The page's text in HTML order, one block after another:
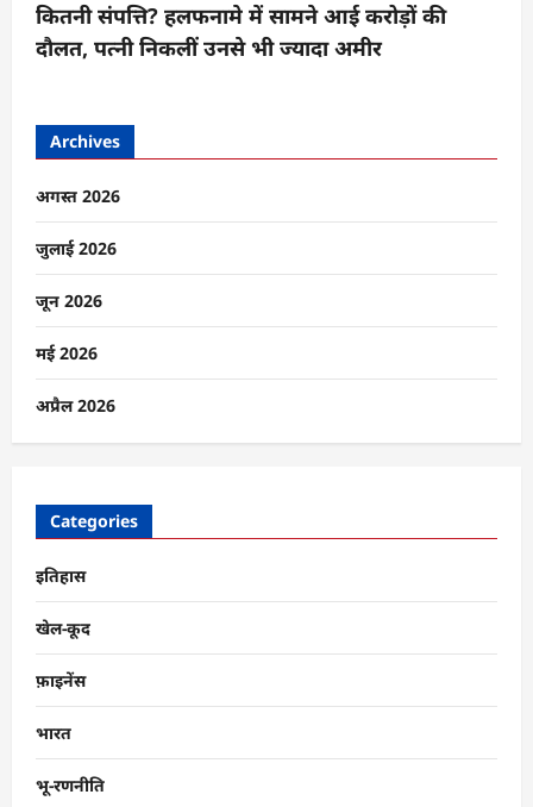
कितनी संपत्ति? हलफनामे में सामने आई करोड़ों की
दौलत, पत्नी निकलीं उनसे भी ज्यादा अमीर
Archives
अगस्त 2026
जुलाई 2026
जून 2026
मई 2026
अप्रैल 2026
Categories
इतिहास
खेल-कूद
फ़ाइनेंस
भारत
भू-रणनीति